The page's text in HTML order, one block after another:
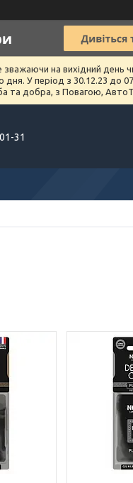
на вихідний день чи
У період з 30.12.23 до
та добра, з Повагою,
31